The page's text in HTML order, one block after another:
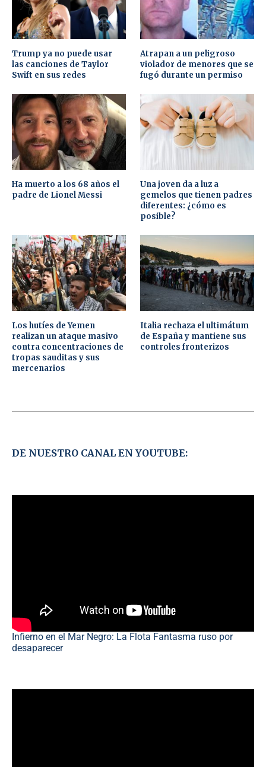
Trump ya no puede usar
las canciones de Taylor
Swift en sus redes
Atrapan a un peligroso
violador de menores que se
fugó durante un permiso
Ha muerto a los 68 años el
padre de Lionel Messi
Una joven da a luz a
gemelos que tienen padres
diferentes: ¿cómo es
posible?
Los hutíes de Yemen
realizan un ataque masivo
contra concentraciones de
tropas sauditas y sus
mercenarios
Italia rechaza el ultimátum
de España y mantiene sus
controles fronterizos
DE NUESTRO CANAL EN YOUTUBE:
Infierno en el Mar Negro: La Flota Fantasma ruso por
desaparecer